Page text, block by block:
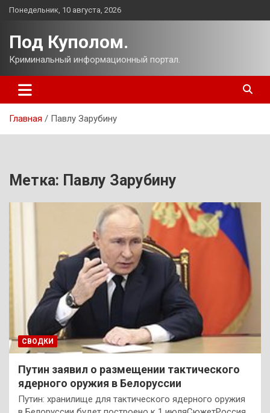
Перейти
Понедельник, 10 августа, 2026
Под Куполом.
Криминальный информационный портал.
Главная Павлу Зарубину
Метка: Павлу Зарубину
СВОДКИ
Путин заявил о размещении тактического
ядерного оружия в Белоруссии
Путин: хранилище для тактического ядерного оружия